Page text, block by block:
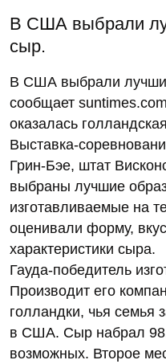
В США выбрали
сыр.
В США выбрали
сообщает
оказалась
Выставка-
Грин-Бэе, штат
выбраны лучшие
изготавливаемые на
оценивали форму,
характеристики сыра.
Гауда-победитель
Производит его
голландки, чья семья
в США. Сыр набрал
возможных. Второе